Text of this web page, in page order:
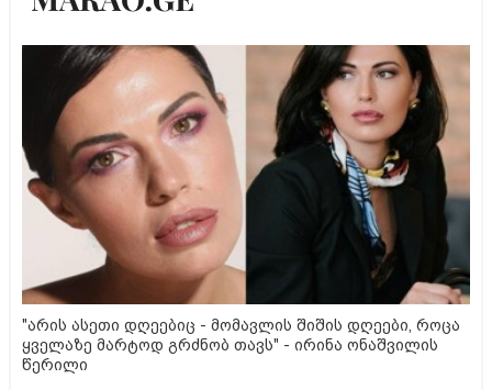
"არის ასეთი დღეებიც - მომავლის შიშის დღეები, როცა
ყველაზე მარტოდ გრძნობ თავს" - ირინა ონაშვილის
წერილი